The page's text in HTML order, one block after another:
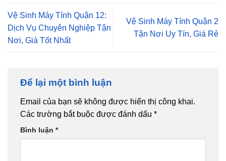
Vệ Sinh Máy Tính Quận 12:
Dịch Vụ Chuyên Nghiệp Tận
Nơi, Giá Tốt Nhất
Vệ Sinh Máy Tính Quận 2
Tận Nơi Uy Tín, Giá Rẻ
Để lại một bình luận
Email của bạn sẽ không được hiển thị công khai.
Các trường bắt buộc được đánh dấu *
Bình luận *